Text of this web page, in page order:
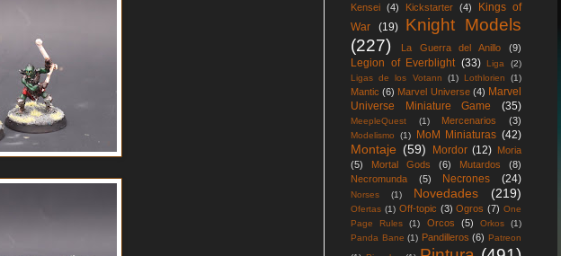
Kensei (4) Kickstarter (4)
Kings of
War
(19)
Knight Models
(227)
La Guerra del Anillo (9)
Legion of Everblight (33) Liga
(2)
Ligas de los Votann
(1) Lothlorien (1)
Mantic (6) Marvel Universe (4) Marvel
Universe Miniature Game
(35)
MeepleQuest (1) Mercenarios (3)
Modelismo (1) MoM Miniaturas (42)
Montaje (59) Mordor (12) Moria
(5)
Mortal Gods (6) Mutardos
(8)
Necromunda
(5) Necrones (24)
Norses (1) Novedades (219)
Ofertas (1) Off-topic (3) Ogros (7) One
Page Rules
(1) Orcos (5) Orkos
(1)
Panda Bane (1) Pandilleros (6) Patreon